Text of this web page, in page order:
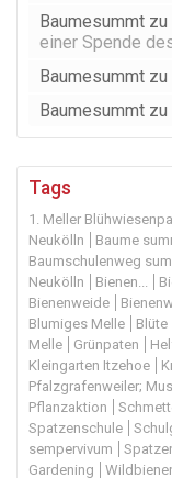
Baumesummt zu
einer Spende
Baumesummt zu
Baumesummt zu
Tags
1. Meller
Neukölln
Baume
Baumschulenweg
Neukölln
Bienen...
Bienenweide
Blumiges Melle
Blüte
Melle
Grünpaten
Kleingarten Itzehoe
Pfalzgrafenweiler;
Pflanzaktion
Spatzenschule
sempervivum
Gardening